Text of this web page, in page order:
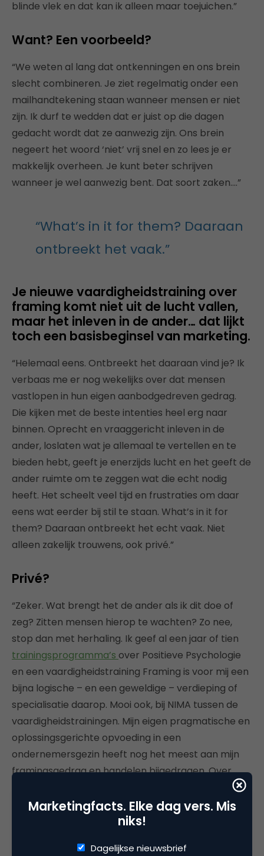
blinde vlek en dat kan ik alleen maar toejuichen.”
Want? Een voorbeeld?
“We weten al lang dat ontkenningen en ons brein
slecht combineren. Je ziet regelmatig onder een
mailhandtekening staan wanneer mensen er niet
zijn. Ik durf te wedden dat er juist op die dagen
gedacht wordt dat ze aanwezig zijn. Ons brein
negeert het woord ‘niet’ vrij snel en zo lees je er
makkelijk overheen. Je kunt beter schrijven
wanneer je wel aanwezig bent. Dat soort zaken….”
“What’s in it for them? Daaraan
ontbreekt het vaak.”
Je nieuwe vaardigheidstraining over
framing komt niet uit de lucht vallen,
maar het inleven in de ander… dat lijkt
toch een basisbeginsel van marketing.
“Helemaal eens. Ontbreekt het daaraan vind je? Ik
verbaas me er nog wekelijks over dat mensen
vastlopen in hun eigen aanbodgedreven gedrag.
Die kijken met de beste intenties heel erg naar
binnen. Oprecht en vraaggericht inleven in de
ander, loslaten wat je allemaal te vertellen en te
bieden hebt, geeft je enerzijds lucht en het geeft de
ander ruimte om te zeggen wat die echt nodig
heeft. Het scheelt veel tijd en frustraties om daar
eens wat eerder bij stil te staan. What’s in it for
them? Daaraan ontbreekt het echt vaak. Niet
alleen zakelijk trouwens, ook privé.”
Privé?
“Zeker. Wat brengt het de ander als ik dit doe of
zeg? Zitten mensen hierop te wachten? Zo nee,
stop dan met herhaling. Ik geef al een jaar of tien
trainingsprogramma’s over Positieve Psychologie
en een vaardigheidstraining Framing is voor mij een
bijna logische – en een geweldige – verdieping of
specialisatie daarop. Mooi ook, bij NIMA tussen de
vaardigheidstrainingen. Mijn eigen pragmatische en
oplossingsgerichte opvoeding in een
ondernemersgezin heeft nog het meest aan mijn
framingsgedrag en handelen bijgedragen. Over
basisbeginselen gesproken. Als het niet rechtsom
kan, dan wellicht linksom of met een bocht en dan
rechtdoor. Haha. Maar de best passende oplossing
Marketingfacts. Elke dag vers. Mis
niks!
Dagelijkse nieuwsbrief